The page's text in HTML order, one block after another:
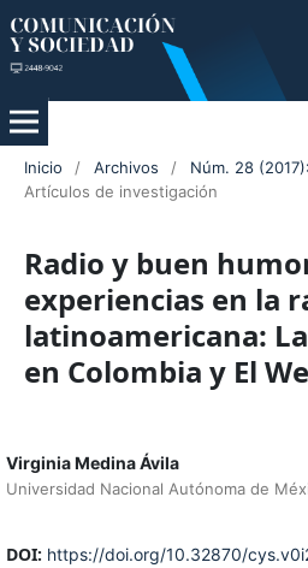
Inicio / Archivos / Núm. 28
Artículos de investigación
Radio y buen
experiencias en la
latinoamericana:
en Colombia y El
Virginia Medina Ávila
Universidad Nacional Autónoma de
DOI: https://doi.org/10.32870/